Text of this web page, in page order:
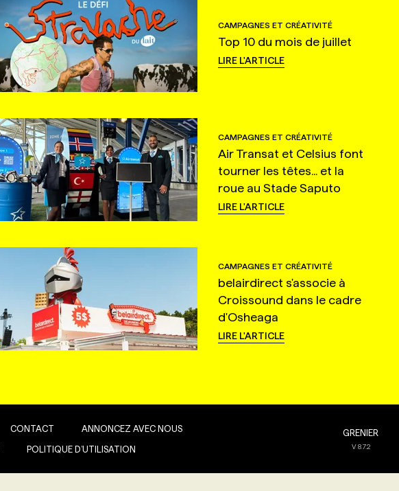
CAMPAGNES ET CRÉATIVITÉ
Top 10 du mois de juillet
LIRE L'ARTICLE
CAMPAGNES ET CRÉATIVITÉ
Air Transat et Celsius font
tourner les têtes... et la
roue au Stade Saputo
LIRE L'ARTICLE
CAMPAGNES ET CRÉATIVITÉ
belairdirect s'associe à
Croissound dans le cadre
d'Osheaga
LIRE L'ARTICLE
CONTACT ANNONCEZ AVEC NOUS
POLITIQUE D’UTILISATION
GRENIER
V8.7.2